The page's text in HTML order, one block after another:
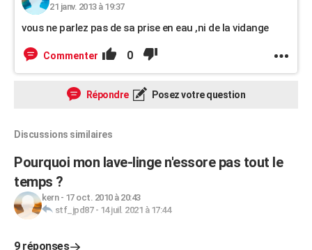
21 janv. 2013 à 19:37
vous ne parlez pas de sa prise en eau ,ni de la vidange
Commenter 0
Répondre Posez votre question
Discussions similaires
Pourquoi mon lave-linge n'essore pas tout le
temps ?
kern- 17 oct. 2010 à 20:43
stf_jpd87- 14 juil. 2021 à 17:44
9 réponses